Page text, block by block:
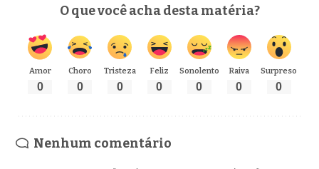
O que você acha desta matéria?
Amor
0
Choro
0
Tristeza
0
Feliz
0
Sonolento
0
Raiva
0
Surpreso
0
Nenhum comentário